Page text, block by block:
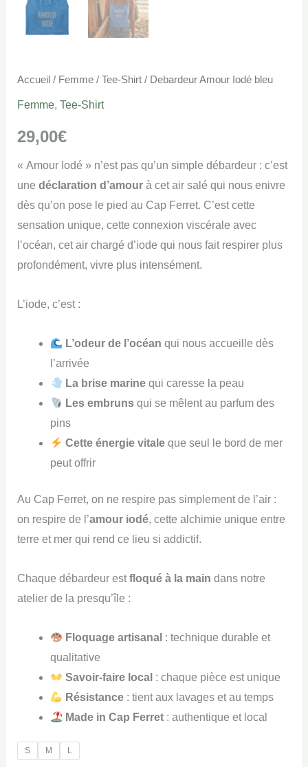
Accueil / Femme/ Tee-Shirt/ Debardeur Amour Iodé bleu
Femme, Tee-Shirt
29,00€
« Amour Iodé » n’est pas qu’un simple débardeur : c’est
une déclaration d’amourà cet air salé qui nous enivre
dès qu’on pose le pied au Cap Ferret. C’est cette
sensation unique, cette connexion viscérale avec
l’océan, cet air chargé d’iode qui nous fait respirer plus
profondément, vivre plus intensément.
L’iode, c’est :
L’odeur de l’océan qui nous accueille dès
l’arrivée
La brise marinequi caresse la peau
Les embrunsqui se mêlent au parfum des
pins
Cette énergie vitaleque seul le bord de mer
peut offrir
Au Cap Ferret, on ne respire pas simplement de l’air :
on respire de l’amour iodé, cette alchimie unique entre
terre et mer qui rend ce lieu si addictif.
Chaque débardeur estfloqué à la main dans notre
atelier de la presqu’île :
Floquage artisanal : technique durable et
qualitative
Savoir-faire local : chaque pièce est unique
Résistance: tient aux lavages et au temps
Made in Cap Ferret: authentique et local
S M L